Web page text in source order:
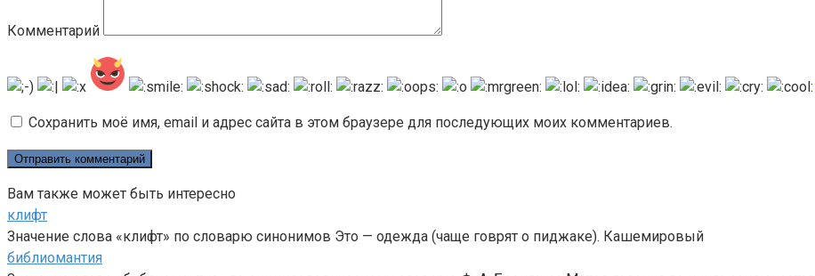
Комментарий
Сохранить моё имя, email и адрес сайта в этом браузере для последующих моих комментариев.
Вам также может быть интересно
клифт
Значение слова «клифт» по словарю синонимов Это — одежда (чаще говрят о пиджаке). Кашемировый
библиомантия